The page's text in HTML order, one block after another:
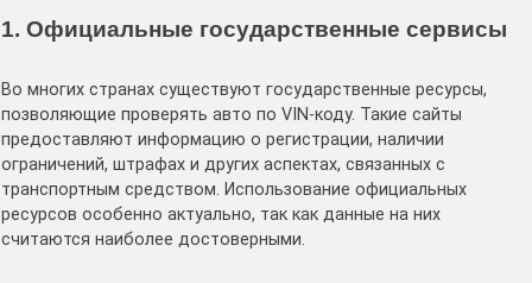
1. Официальные государственные сервисы
Во многих странах существуют государственные ресурсы,
позволяющие проверять авто по VIN-коду. Такие сайты
предоставляют информацию о регистрации, наличии
ограничений, штрафах и других аспектах, связанных с
транспортным средством. Использование официальных
ресурсов особенно актуально, так как данные на них
считаются наиболее достоверными.